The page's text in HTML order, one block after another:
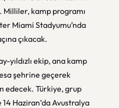
Milliler, kamp programı
Miami Stadyumu’nda
çıkacak.
yıldızlı ekip, ana kamp
şehrine geçerek
edecek. Türkiye, grup
14 Haziran’da Avustralya